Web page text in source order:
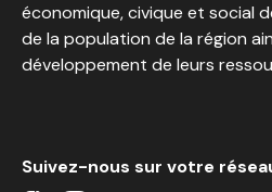
économique, civique et social
de la population de la région
développement de leurs
Suivez-nous sur votre